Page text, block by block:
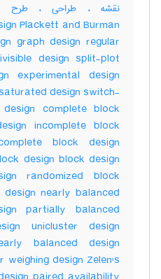
Plackett and Burman
graph design regular
design split-plot
experimental design
design switch-
complete block
incomplete block
block design
design block design
randomized block
nearly balanced
partially balanced
unicluster design
balanced design
weighing design Zelen's